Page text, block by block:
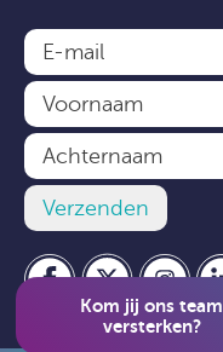
Kom jij ons team
versterken?